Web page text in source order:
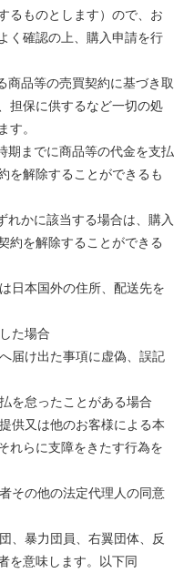
るものとします）ので、お
く確認の上、購入申請を行
商品等の売買契約に基づき取
担保に供するなど一切の処
。
期までに商品等の代金を支払
を解除することができるも
れかに該当する場合は、購入
約を解除することができる
日本国外の住所、配送先を
た場合
届け出た事項に虚偽、誤記
を怠ったことがある場合
供又は他のお客様による本
れらに支障をきたす行為を
その他の法定代理人の同意
、暴力団員、右翼団体、反
を意味します。以下同